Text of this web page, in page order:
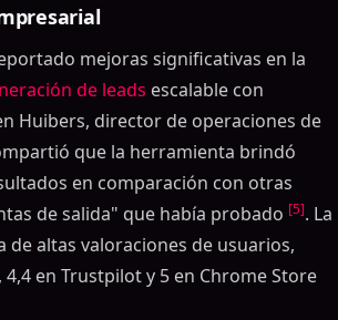
mejoras significativas en la
de leads escalable con
Huibers, director de operaciones de
que la herramienta brindó
en comparación con otras
de salida" que había probado [5]. La
altas valoraciones de usuarios,
4,4 en Trustpilot y 5 en Chrome Store